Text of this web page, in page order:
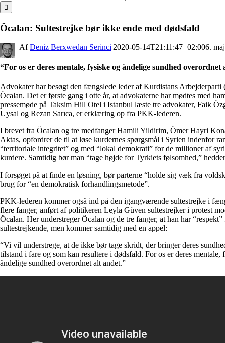
Öcalan: Sultestrejke bør ikke ende med dødsfald
By Deniz Berxwedan Serinci|2020-05-14T21:11:47+02:006.
“For os er deres mentale, fysiske og åndelige sundhed overordnet
Advokater har besøgt den fængslede leder af Kurdistans
Öcalan. Det er første gang i otte år, at advokaterne har mødtes med
pressemøde på Taksim Hill Otel i Istanbul læste tre advokater, Faik
Uysal og Rezan Sarıca, er erklæring op fra PKK-lederen.
I brevet fra Öcalan og tre medfanger Hamili Yildirim, Ömer Hayri
Aktas, opfordrer de til at løse kurdernes spørgsmål i Syrien indenfor
“territoriale integritet” og med “lokal demokrati” for de millioner af
kurdere. Samtidig bør man “tage højde for Tyrkiets følsomhed,”
I forsøget på at finde en løsning, bør parterne “holde sig væk fra
brug for “en demokratisk forhandlingsmetode”.
PKK-lederen kommer også ind på den igangværende sultestrejke i
flere fanger, anført af politikeren Leyla Güven sultestrejker i protest
Öcalan. Her understreger Öcalan og de tre fanger, at han har “respekt”
sultestrejkende, men kommer samtidig med en appel:
“Vi vil understrege, at de ikke bør tage skridt, der bringer deres
tilstand i fare og som kan resultere i dødsfald. For os er deres mentale,
åndelige sundhed overordnet alt andet.”